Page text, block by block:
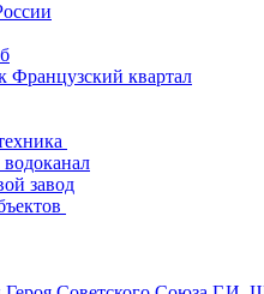
Французский квартал
завод